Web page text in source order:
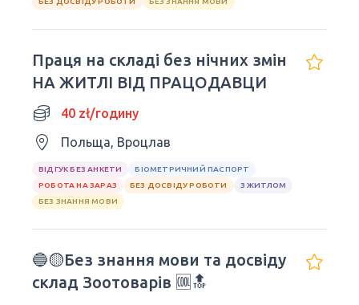
Праця на складі без нічних змін
НА ЖИТЛІ ВІД ПРАЦОДАВЦИ
40 zł/годину
Польща, Вроцлав
ВІДГУК БЕЗ АНКЕТИ
БІОМЕТРИЧНИЙ ПАСПОРТ
РОБОТА НА ЗАРАЗ
БЕЗ ДОСВІДУ РОБОТИ
З ЖИТЛОМ
БЕЗ ЗНАННЯ МОВИ
🔵🟡Без знання мови та досвіду
склад Зоотоварів 🆒🔝